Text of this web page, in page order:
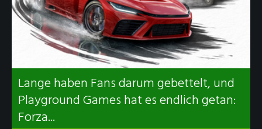
Lange haben Fans darum gebettelt, und
Playground Games hat es endlich getan:
Forza...